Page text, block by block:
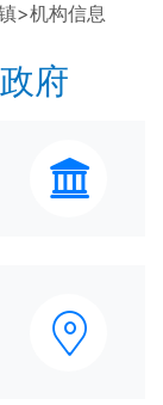
>机构信息
府